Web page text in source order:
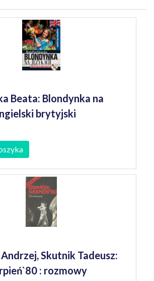
Beata: Blondynka na
brytyjski
Skutnik Tadeusz:
: rozmowy